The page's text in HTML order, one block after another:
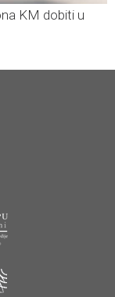
KM dobiti u